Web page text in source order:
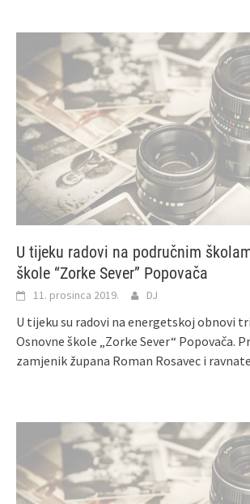
U tijeku radovi na područnim
škole “Zorke Sever” Popovača
11. prosinca 2019. DJ
U tijeku su radovi na energetskoj obnovi
Osnovne škole „Zorke Sever“ Popovača.
zamjenik župana Roman Rosavec i